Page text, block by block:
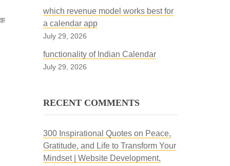
which revenue model works best for
a calendar app
July 29, 2026
functionality of Indian Calendar
July 29, 2026
RECENT COMMENTS
300 Inspirational Quotes on Peace,
Gratitude, and Life to Transform Your
Mindset | Website Development,